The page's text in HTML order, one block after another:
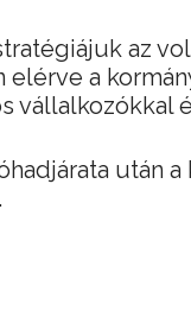
az
elérve a
vállalkozókkal
után